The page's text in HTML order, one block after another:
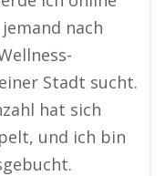
nach
Stadt sucht.
hat sich
und ich bin